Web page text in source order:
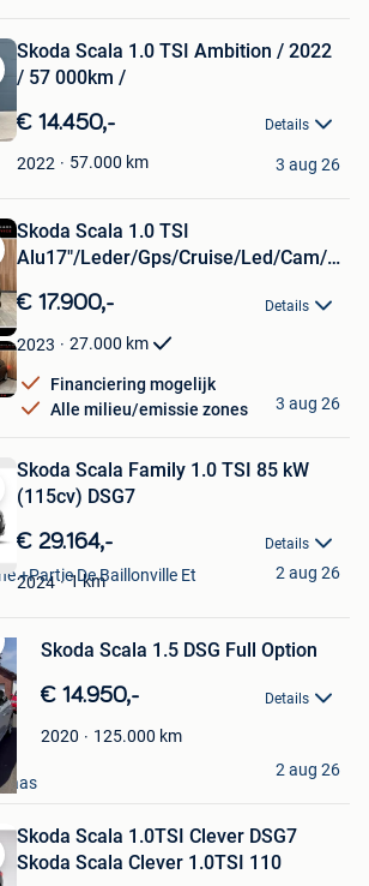
Skoda Scala 1.0 TSI Ambition / 2022
/ 57 000km /
€ 14.450,- Details
2022 57.000 km 3 aug 26
Skoda Scala 1.0 TSI
Alu17"/Leder/Gps/Cruise/Led/Cam/Bt
€ 17.900,- Details
2023 27.000 km
Financiering mogelijk
Alle milieu/emissie zones
3 aug 26
Skoda Scala Family 1.0 TSI 85 kW
(115cv) DSG7
€ 29.164,- Details
2024 1km
+Partie De Baillonville Et
2 aug 26
Skoda Scala 1.5 DSG Full Option
€ 14.950,- Details
2020 125.000 km
2 aug 26
Skoda Scala 1.0TSI Clever DSG7
Skoda Scala Clever 1.0TSI 110